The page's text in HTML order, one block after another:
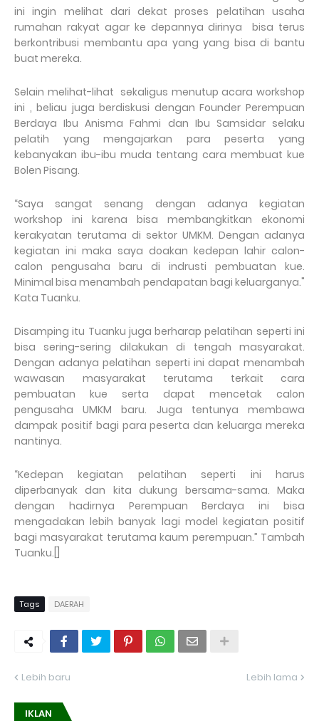
ini ingin melihat dari dekat proses pelatihan usaha
rumahan rakyat agar ke depannya dirinya bisa terus
berkontribusi membantu apa yang yang bisa di bantu
buat mereka.
Selain melihat-lihat sekaligus menutup acara workshop
ini , beliau juga berdiskusi dengan Founder Perempuan
Berdaya Ibu Anisma Fahmi dan Ibu Samsidar selaku
pelatih yang mengajarkan para peserta yang
kebanyakan ibu-ibu muda tentang cara membuat kue
Bolen Pisang.
“Saya sangat senang dengan adanya kegiatan
workshop ini karena bisa membangkitkan ekonomi
kerakyatan terutama di sektor UMKM. Dengan adanya
kegiatan ini maka saya doakan kedepan lahir calon-
calon pengusaha baru di indrusti pembuatan kue.
Minimal bisa menambah pendapatan bagi keluarganya."
Kata Tuanku.
Disamping itu Tuanku juga berharap pelatihan seperti ini
bisa sering-sering dilakukan di tengah masyarakat.
Dengan adanya pelatihan seperti ini dapat menambah
wawasan masyarakat terutama terkait cara
pembuatan kue serta dapat mencetak calon
pengusaha UMKM baru. Juga tentunya membawa
dampak positif bagi para peserta dan keluarga mereka
nantinya.
“Kedepan kegiatan pelatihan seperti ini harus
diperbanyak dan kita dukung bersama-sama. Maka
dengan hadirnya Perempuan Berdaya ini bisa
mengadakan lebih banyak lagi model kegiatan positif
bagi masyarakat terutama kaum perempuan.” Tambah
Tuanku.[]
Tags DAERAH
Lebih baru Lebih lama
IKLAN